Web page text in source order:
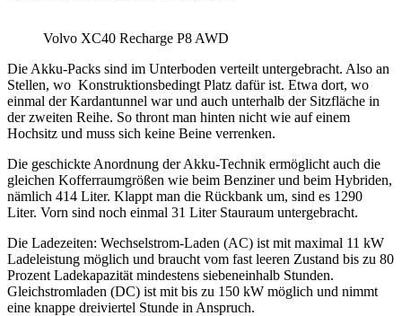
Volvo XC40 Recharge P8 AWD
Die Akku-Packs sind im Unterboden verteilt untergebracht. Also an
Stellen, wo Konstruktionsbedingt Platz dafür ist. Etwa dort, wo
einmal der Kardantunnel war und auch unterhalb der Sitzfläche in
der zweiten Reihe. So thront man hinten nicht wie auf einem
Hochsitz und muss sich keine Beine verrenken.
Die geschickte Anordnung der Akku-Technik ermöglicht auch die
gleichen Kofferraumgrößen wie beim Benziner und beim Hybriden,
nämlich 414 Liter. Klappt man die Rückbank um, sind es 1290
Liter. Vorn sind noch einmal 31 Liter Stauraum untergebracht.
Die Ladezeiten: Wechselstrom-Laden (AC) ist mit maximal 11 kW
Ladeleistung möglich und braucht vom fast leeren Zustand bis zu 80
Prozent Ladekapazität mindestens siebeneinhalb Stunden.
Gleichstromladen (DC) ist mit bis zu 150 kW möglich und nimmt
eine knappe dreiviertel Stunde in Anspruch.